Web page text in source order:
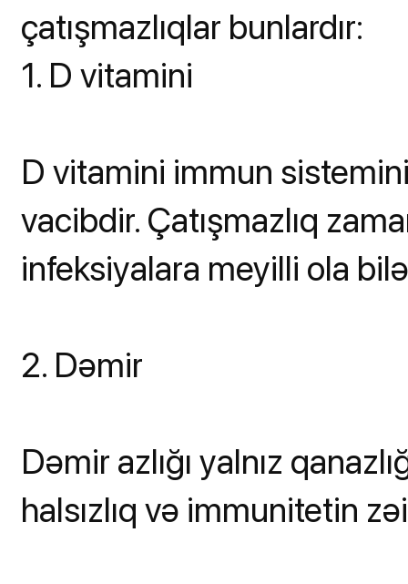
çatışmazlıqlar bunlardır:
1. D vitamini
D vitamini immun
vacibdir. Çatışmazlıq
infeksiyalara meyilli ola
2. Dəmir
Dəmir azlığı yalnız
halsızlıq və immunitetin